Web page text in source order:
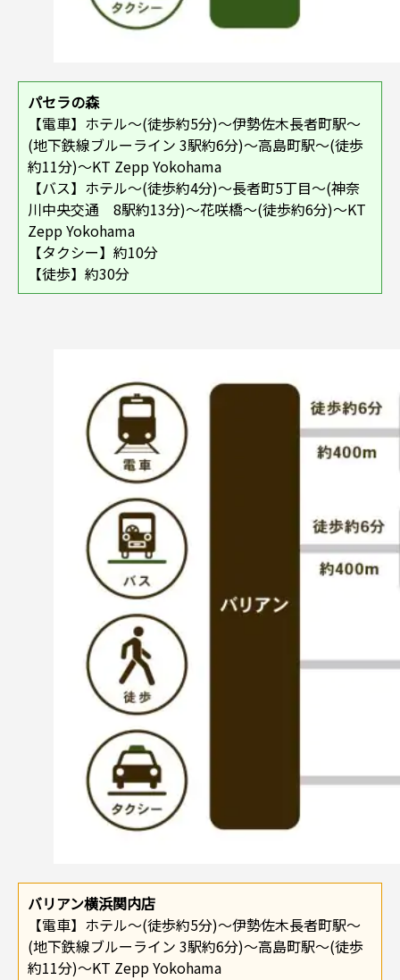
パセラの森
【電車】ホテル～(徒歩約5分)～伊勢佐木長者町駅～
(地下鉄線ブルーライン 3駅約6分)～高島町駅～(徒歩
約11分)～KT Zepp Yokohama
【バス】ホテル～(徒歩約4分)～長者町5丁目～(神奈
川中央交通 8駅約13分)～花咲橋～(徒歩約6分)～KT
Zepp Yokohama
【タクシー】約10分
【徒歩】約30分
バリアン横浜関内店
【電車】ホテル～(徒歩約5分)～伊勢佐木長者町駅～
(地下鉄線ブルーライン 3駅約6分)～高島町駅～(徒歩
約11分)～KT Zepp Yokohama